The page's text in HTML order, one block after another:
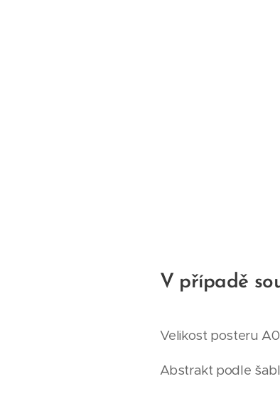
V případě
Velikost posteru A0
Abstrakt podle